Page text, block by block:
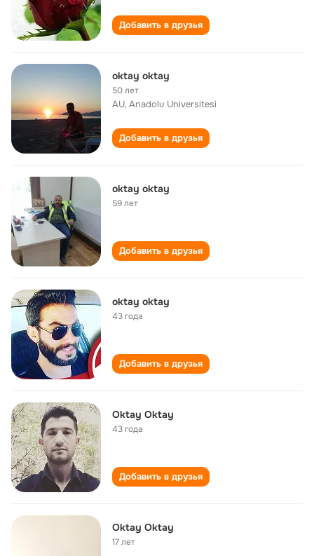
Добавить в друзья
oktay oktay
50 лет
AU, Anadolu Universitesi
Добавить в друзья
oktay oktay
59 лет
Добавить в друзья
oktay oktay
43 года
Добавить в друзья
Oktay Oktay
43 года
Добавить в друзья
Oktay Oktay
17 лет